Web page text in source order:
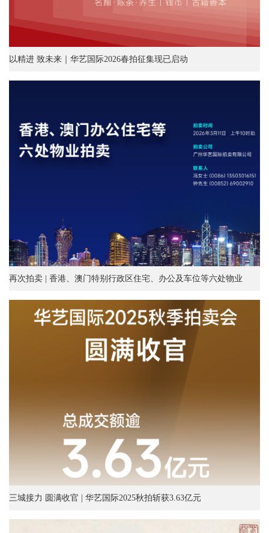
以精进 致未来｜华艺国际2026春拍征集现已启动
再次拍卖 | 香港、澳门特别行政区住宅、办公及车位等六处物业
三城接力 圆满收官 | 华艺国际2025秋拍斩获3.63亿元